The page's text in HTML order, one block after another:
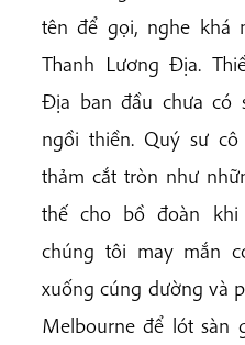
tên để gọi, nghe khá
Thanh Lương Địa.
Địa ban đầu chưa có
ngồi thiền. Quý sư
thảm cắt tròn như
thế cho bồ đoàn khi
chúng tôi may mắn
xuống cúng dường và
Melbourne để lót sàn